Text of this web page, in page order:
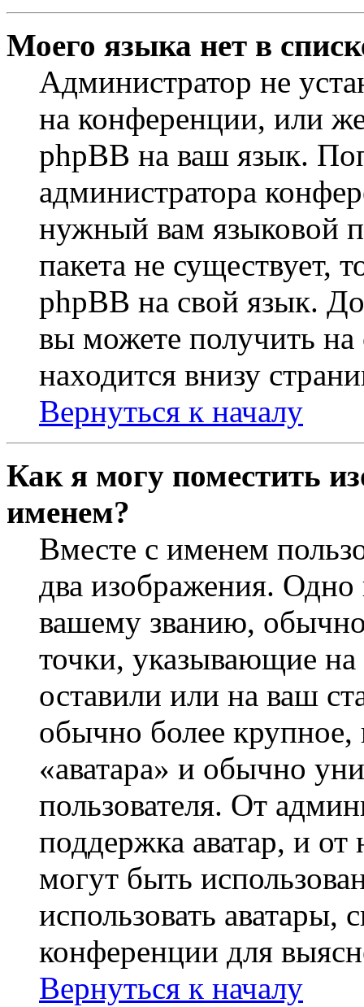
Моего языка нет в
Администратор не
на конференции, или
phpBB на ваш язык.
администратора
нужный вам языковой
пакета не существует,
phpBB на свой язык.
вы можете получить на
находится внизу
Вернуться к началу
Как я могу поместить
именем?
Вместе с именем
два изображения.
вашему званию, обычно
точки, указывающие
оставили или на ваш
обычно более крупное,
«аватара» и обычно
пользователя. От
поддержка аватар, и от
могут быть
использовать аватары,
конференции для
Вернуться к началу